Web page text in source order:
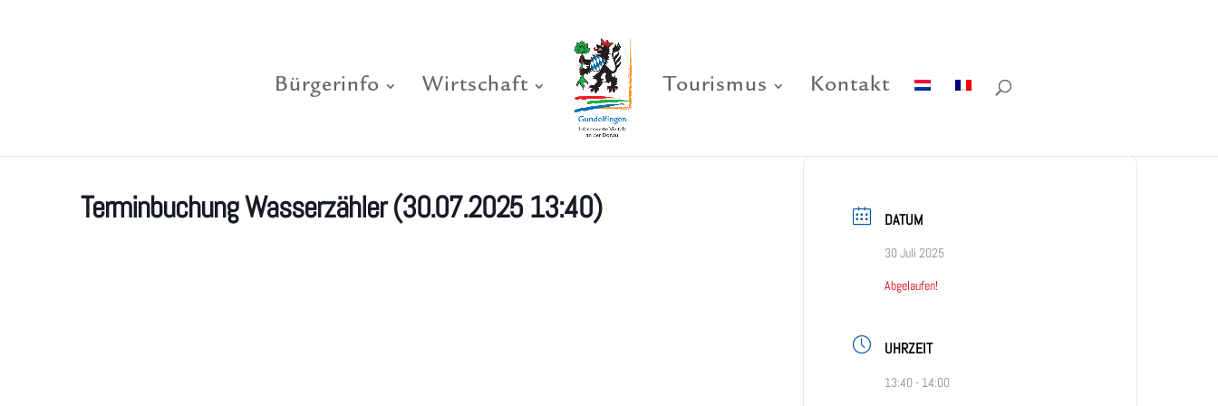
Bürgerinfo Wirtschaft Tourismus Kontakt
Terminbuchung Wasserzähler (30.07.2025 13:40) DATUM
30 Juli 2025
Abgelaufen!
UHRZEIT
13:40 - 14:00